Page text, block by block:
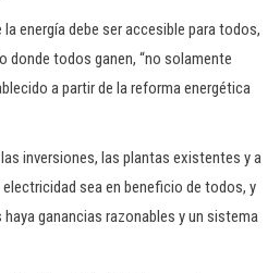
energía debe ser accesible para todos,
donde todos ganen, “no solamente
a partir de la reforma energética
inversiones, las plantas existentes y a
sea en beneficio de todos, y
ganancias razonables y un sistema